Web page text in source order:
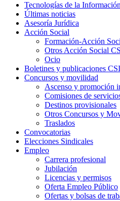
Tecnologías de la
Últimas noticias
Asesoría Jurídica
Acción Social
Formación-Acción
Otros Acción Social
Ocio
Boletines y publicaciones
Concursos y movilidad
Ascenso y promoción
Comisiones de
Destinos provisionales
Otros Concursos y
Traslados
Convocatorias
Elecciones Sindicales
Empleo
Carrera profesional
Jubilación
Licencias y permisos
Oferta Empleo Público
Ofertas y bolsas de